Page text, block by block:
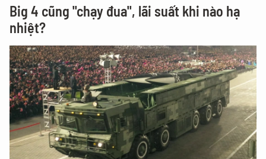
Big 4 cũng "chạy đua", lãi suất khi nào hạ
nhiệt?